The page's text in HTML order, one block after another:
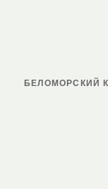
БЕЛОМОРСКИЙ